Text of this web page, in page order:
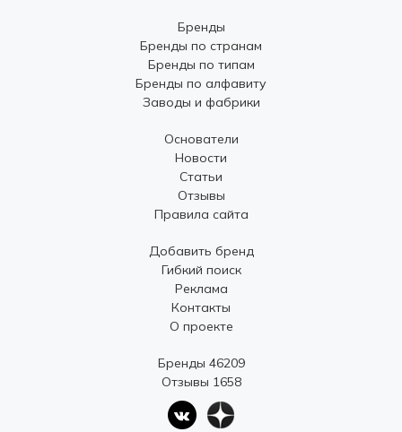
Бренды
Бренды по странам
Бренды по типам
Бренды по алфавиту
Заводы и фабрики
Основатели
Новости
Статьи
Отзывы
Правила сайта
Добавить бренд
Гибкий поиск
Реклама
Контакты
О проекте
Бренды 46209
Отзывы 1658